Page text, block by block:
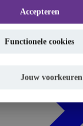
Accepteren
Functionele cookies
Jouw voorkeuren